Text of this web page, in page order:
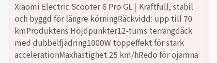
Xiaomi Electric Scooter 6 Pro GL | Kraftfull, stabil
och byggd för längre körningRäckvidd: upp till 70
kmProduktens Höjdpunkter12-tums terrängdäck
med dubbelfjädring1000W toppeffekt för stark
accelerationMaxhastighet 25 km/hRedo för ojämna